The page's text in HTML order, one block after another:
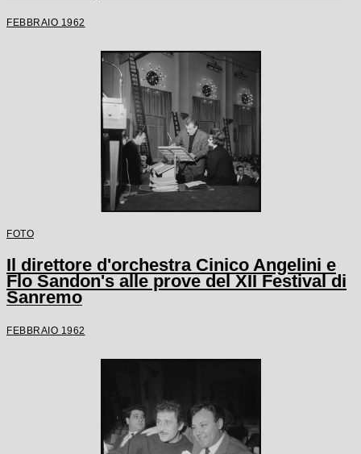
FEBBRAIO 1962
FOTO
Il direttore d'orchestra Cinico Angelini e
Flo Sandon's alle prove del XII Festival di
Sanremo
FEBBRAIO 1962